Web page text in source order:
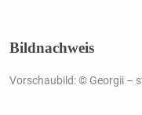
Bildnachweis
Vorschaubild: © Georgii –